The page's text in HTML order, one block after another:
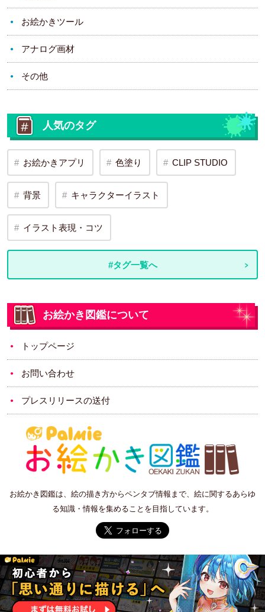
お絵かきツール
アナログ画材
その他
人気のタグ
お絵かきアプリ 色塗り CLIP STUDIO
背景 キャラクターイラスト
イラスト表現・コツ
#タグ一覧へ
お絵かき図鑑について
トップページ
お問い合わせ
プレスリリースの送付
お絵かき図鑑は、絵の描き方からペンタブ情報まで、絵に関するあらゆ
る知識・情報を集めることを目指しています。